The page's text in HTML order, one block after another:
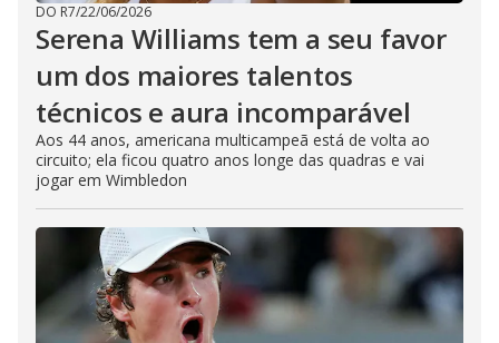
DO R7/22/06/2026
Serena Williams tem a seu favor
um dos maiores talentos
técnicos e aura incomparável
Aos 44 anos, americana multicampeã está de volta ao
circuito; ela ficou quatro anos longe das quadras e vai
jogar em Wimbledon